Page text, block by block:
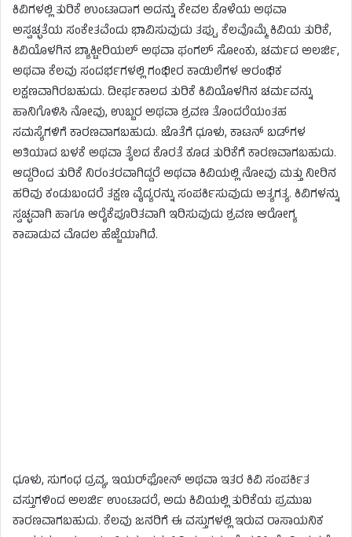
ಕಿವಿಗಳಲ್ಲಿ ತುರಿಕೆ ಉಂಟಾದಾಗ ಅದನ್ನು ಕೇವಲ ಕೊಳೆಯ ಅಥವಾ
ಅಸ್ವಚ್ಛತೆಯ ಸಂಕೇತವೆಂದು ಭಾವಿಸುವುದು ತಪ್ಪು. ಕೆಲವೊಮ್ಮೆ ಕಿವಿಯ ತುರಿಕೆ,
ಕಿವಿಯೊಳಗಿನ ಬ್ಯಾಕ್ಟೀರಿಯಲ್ ಅಥವಾ ಫಂಗಲ್ ಸೋಂಕು, ಚರ್ಮದ ಅಲರ್ಜಿ,
ಅಥವಾ ಕೆಲವು ಸಂದರ್ಭಗಳಲ್ಲಿ ಗಂಭೀರ ಕಾಯಿಲೆಗಳ ಆರಂಭಿಕ
ಲಕ್ಷಣವಾಗಿರಬಹುದು. ದೀರ್ಘಕಾಲದ ತುರಿಕೆ ಕಿವಿಯೊಳಗಿನ ಚರ್ಮವನ್ನು
ಹಾನಿಗೊಳಿಸಿ ನೋವು, ಉಬ್ಬರ ಅಥವಾ ಶ್ರವಣ ತೊಂದರೆಯಂತಹ
ಸಮಸ್ಯೆಗಳಿಗೆ ಕಾರಣವಾಗಬಹುದು. ಜೊತೆಗೆ ಧೂಳು, ಕಾಟನ್ ಬಡ್‌ಗಳ
ಅತಿಯಾದ ಬಳಕೆ ಅಥವಾ ತೈಲದ ಕೊರತೆ ಕೂಡ ತುರಿಕೆಗೆ ಕಾರಣವಾಗಬಹುದು.
ಆದ್ದರಿಂದ ತುರಿಕೆ ನಿರಂತರವಾಗಿದ್ದರೆ ಅಥವಾ ಕಿವಿಯಲ್ಲಿ ನೋವು ಮತ್ತು ನೀರಿನ
ಹರಿವು ಕಂಡುಬಂದರೆ ತಕ್ಷಣ ವೈದ್ಯರನ್ನು ಸಂಪರ್ಕಿಸುವುದು ಅತ್ಯಗತ್ಯ. ಕಿವಿಗಳನ್ನು
ಸ್ವಚ್ಛವಾಗಿ ಹಾಗೂ ಆರೈಕೆಪೂರಿತವಾಗಿ ಇರಿಸುವುದು ಶ್ರವಣ ಆರೋಗ್ಯ
ಕಾಪಾಡುವ ಮೊದಲ ಹೆಜ್ಜೆಯಾಗಿದೆ.
ಧೂಳು, ಸುಗಂಧ ದ್ರವ್ಯ, ಇಯರ್‌ಫೋನ್ ಅಥವಾ ಇತರ ಕಿವಿ ಸಂಪರ್ಕಿತ
ವಸ್ತುಗಳಿಂದ ಅಲರ್ಜಿ ಉಂಟಾದರೆ, ಅದು ಕಿವಿಯಲ್ಲಿ ತುರಿಕೆಯ ಪ್ರಮುಖ
ಕಾರಣವಾಗಬಹುದು. ಕೆಲವು ಜನರಿಗೆ ಈ ವಸ್ತುಗಳಲ್ಲಿ ಇರುವ ರಾಸಾಯನಿಕ